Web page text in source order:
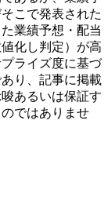
こで発表された
業績予想・配当
化し判定）が高
ライズ度に基づ
り、記事に掲載
あるいは保証す
ではありませ